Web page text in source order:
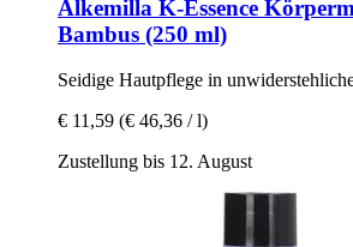
Alkemilla K-​Essence
Bambus (250 ml)
Seidige Hautpflege in
€ 11,59 (€ 46,36 / l)
Zustellung bis 12. August